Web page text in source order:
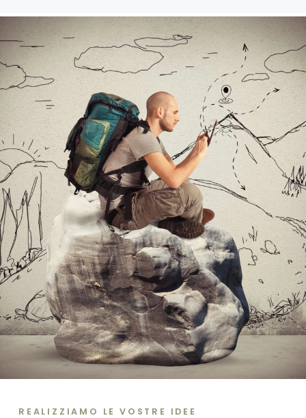
REALIZZIAMO LE VOSTRE IDEE